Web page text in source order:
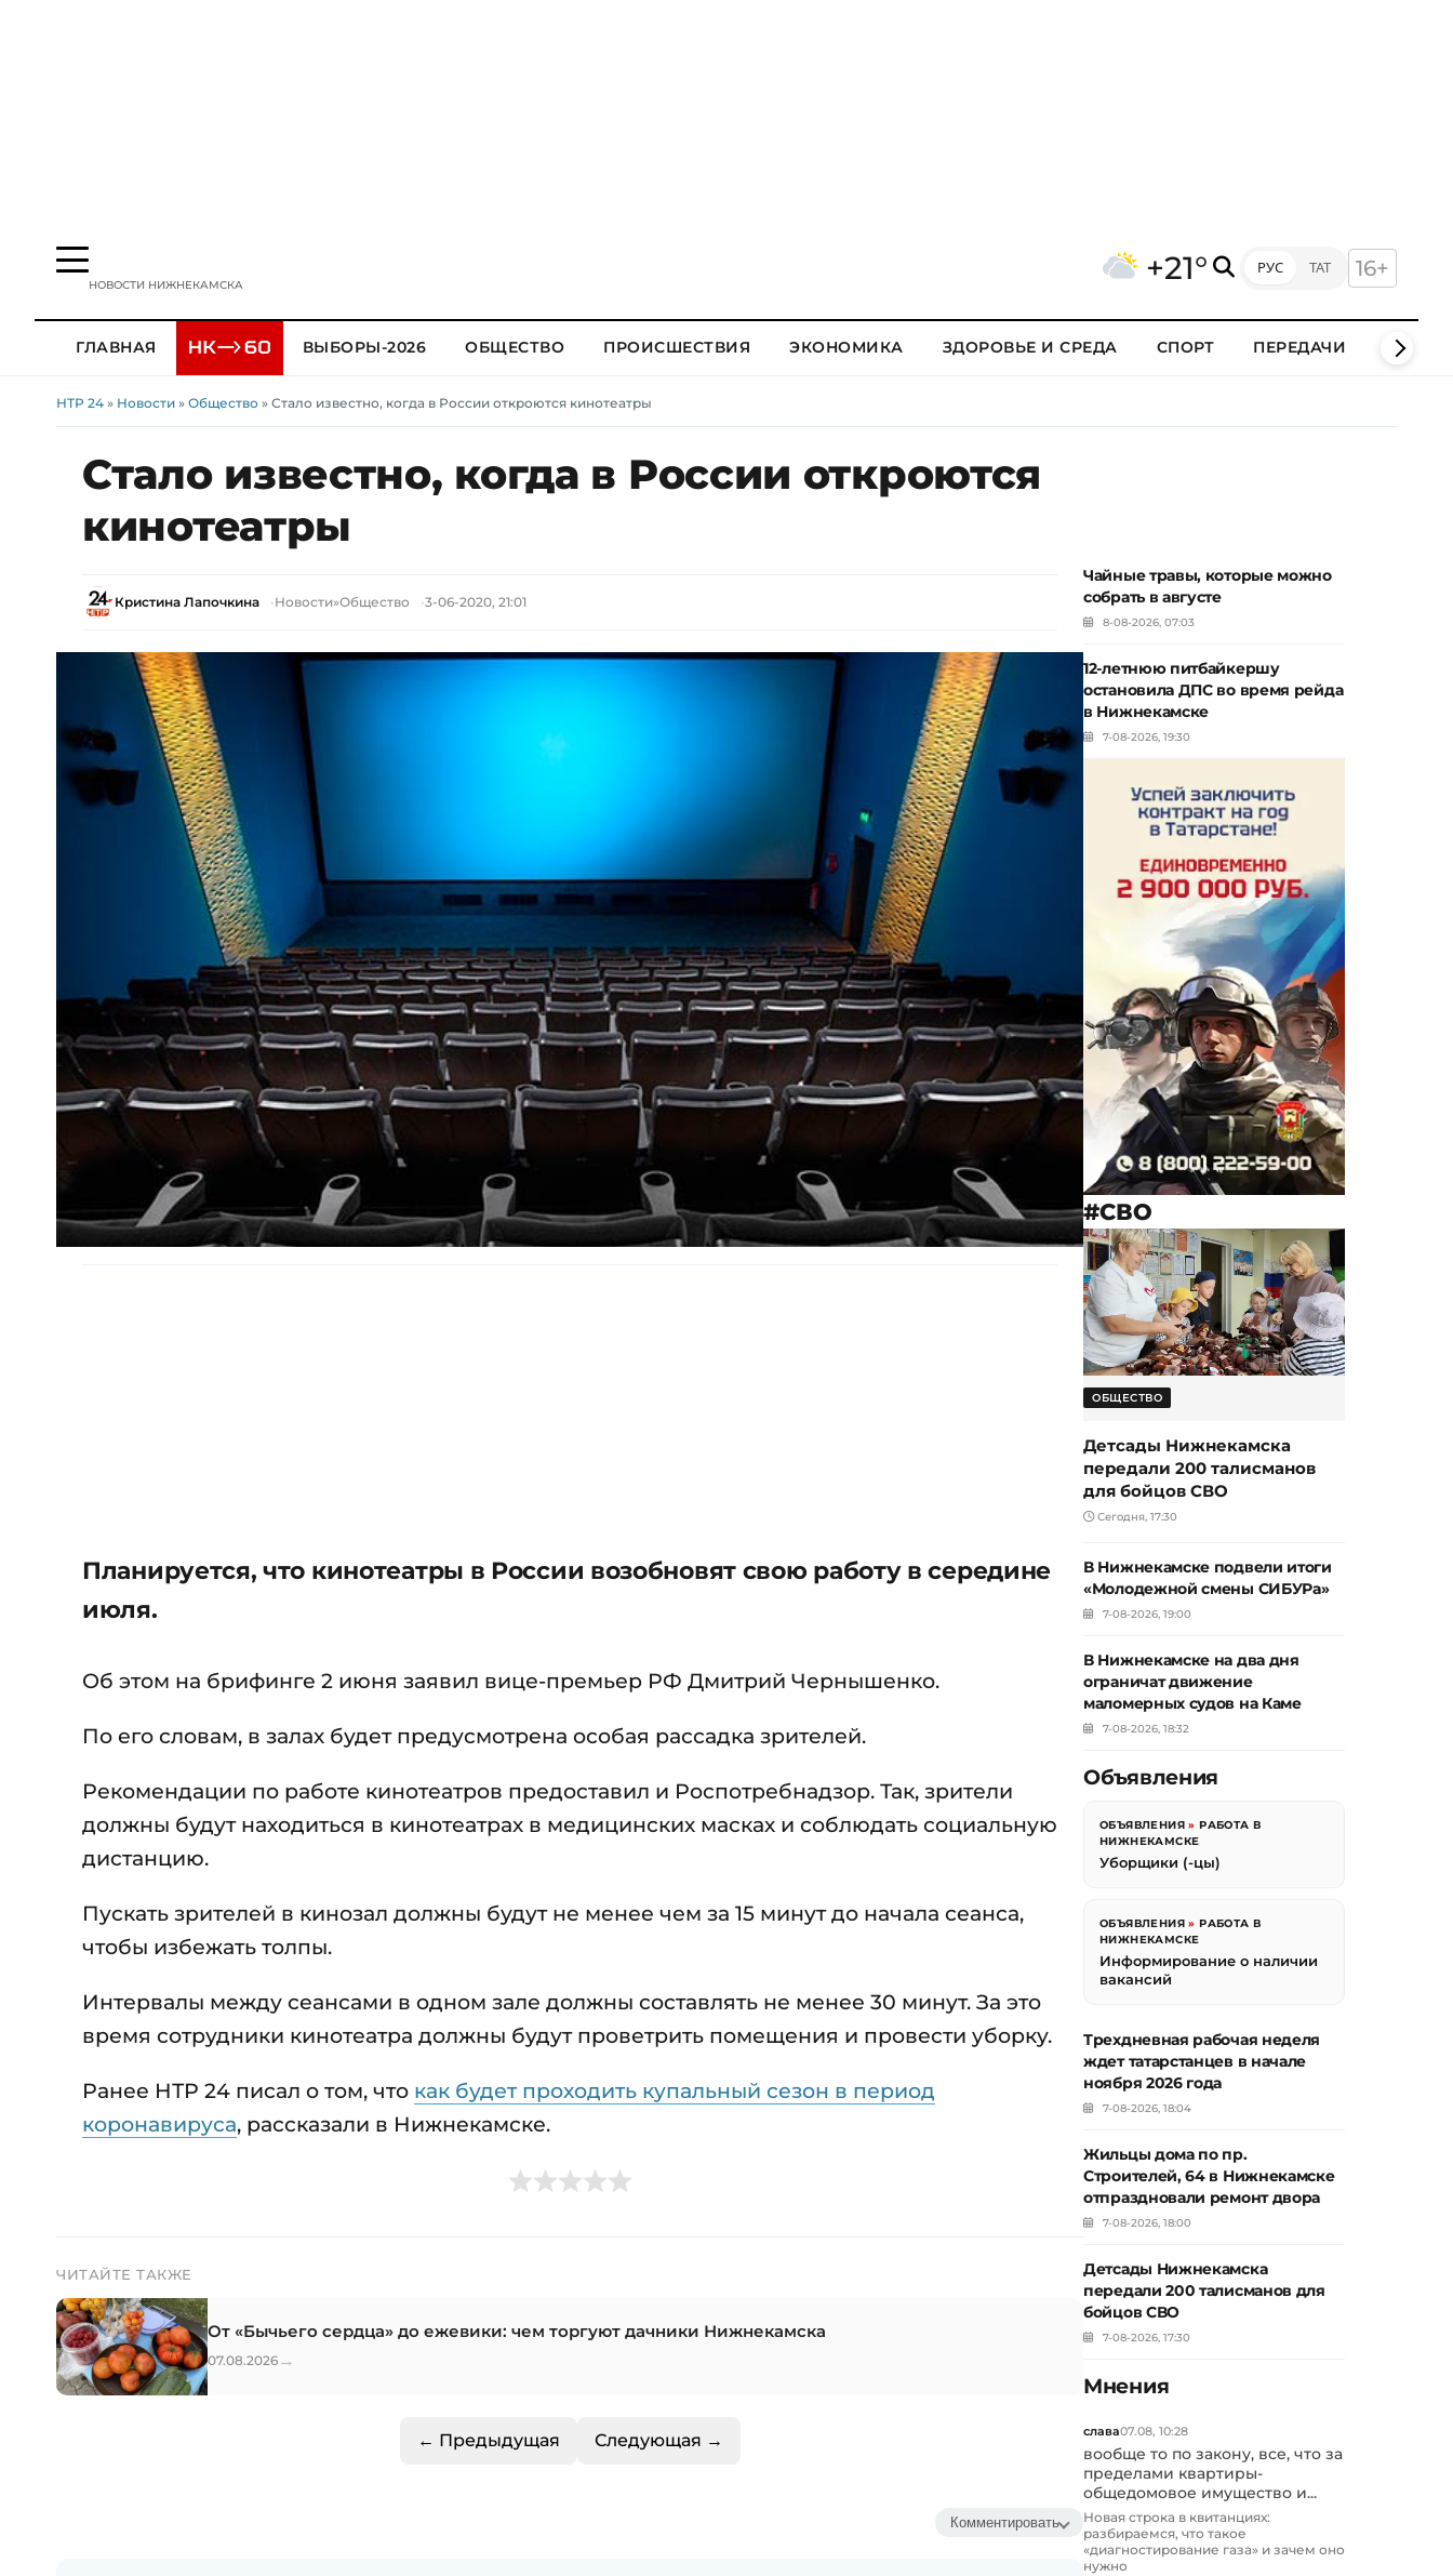
НОВОСТИ НИЖНЕКАМСКА +21° РУС ТАТ 16+
ГЛАВНАЯ ВЫБОРЫ-2026 ОБЩЕСТВО ПРОИСШЕСТВИЯ ЭКОНОМИКА ЗДОРОВЬЕ И СРЕДА СПОРТ ПЕРЕДАЧИ КЛИПЫ
НТР 24 » Новости » Общество » Стало известно, когда в России откроются кинотеатры
Стало известно, когда в России откроются
кинотеатры
Кристина Лапочкина Новости»Общество 3-06-2020, 21:01
Планируется, что кинотеатры в России возобновят свою работу в середине
июля.
Об этом на брифинге 2 июня заявил вице-премьер РФ Дмитрий Чернышенко.
По его словам, в залах будет предусмотрена особая рассадка зрителей.
Рекомендации по работе кинотеатров предоставил и Роспотребнадзор. Так, зрители
должны будут находиться в кинотеатрах в медицинских масках и соблюдать социальную
дистанцию.
Пускать зрителей в кинозал должны будут не менее чем за 15 минут до начала сеанса,
чтобы избежать толпы.
Интервалы между сеансами в одном зале должны составлять не менее 30 минут. За это
время сотрудники кинотеатра должны будут проветрить помещения и провести уборку.
Ранее НТР 24 писал о том, что как будет проходить купальный сезон в период
коронавируса, рассказали в Нижнекамске.
ЧИТАЙТЕ ТАКЖЕ
От «Бычьего сердца» до ежевики: чем торгуют дачники Нижнекамска
07.08.2026 →
← Предыдущая Следующая →
Комментировать
Чайные травы, которые можно
собрать в августе
8-08-2026, 07:03
12-летнюю питбайкершу
остановила ДПС во время рейда
в Нижнекамске
7-08-2026, 19:30
#СВО
ОБЩЕСТВО
Детсады Нижнекамска
передали 200 талисманов
для бойцов СВО
Сегодня, 17:30
В Нижнекамске подвели итоги
«Молодежной смены СИБУРа»
7-08-2026, 19:00
В Нижнекамске на два дня
ограничат движение
маломерных судов на Каме
7-08-2026, 18:32
Объявления
ОБЪЯВЛЕНИЯ »РАБОТА В
НИЖНЕКАМСКЕ
Уборщики (-цы)
ОБЪЯВЛЕНИЯ »РАБОТА В
НИЖНЕКАМСКЕ
Информирование о наличии
вакансий
Трехдневная рабочая неделя
ждет татарстанцев в начале
ноября 2026 года
7-08-2026, 18:04
Жильцы дома по пр.
Строителей, 64 в Нижнекамске
отпраздновали ремонт двора
7-08-2026, 18:00
Детсады Нижнекамска
передали 200 талисманов для
бойцов СВО
7-08-2026, 17:30
Мнения
слава07.08, 10:28
вообще то по закону, все, что за
пределами квартиры-
общедомовое имущество и...
Новая строка в квитанциях:
разбираемся, что такое
«диагностирование газа» и зачем оно
нужно